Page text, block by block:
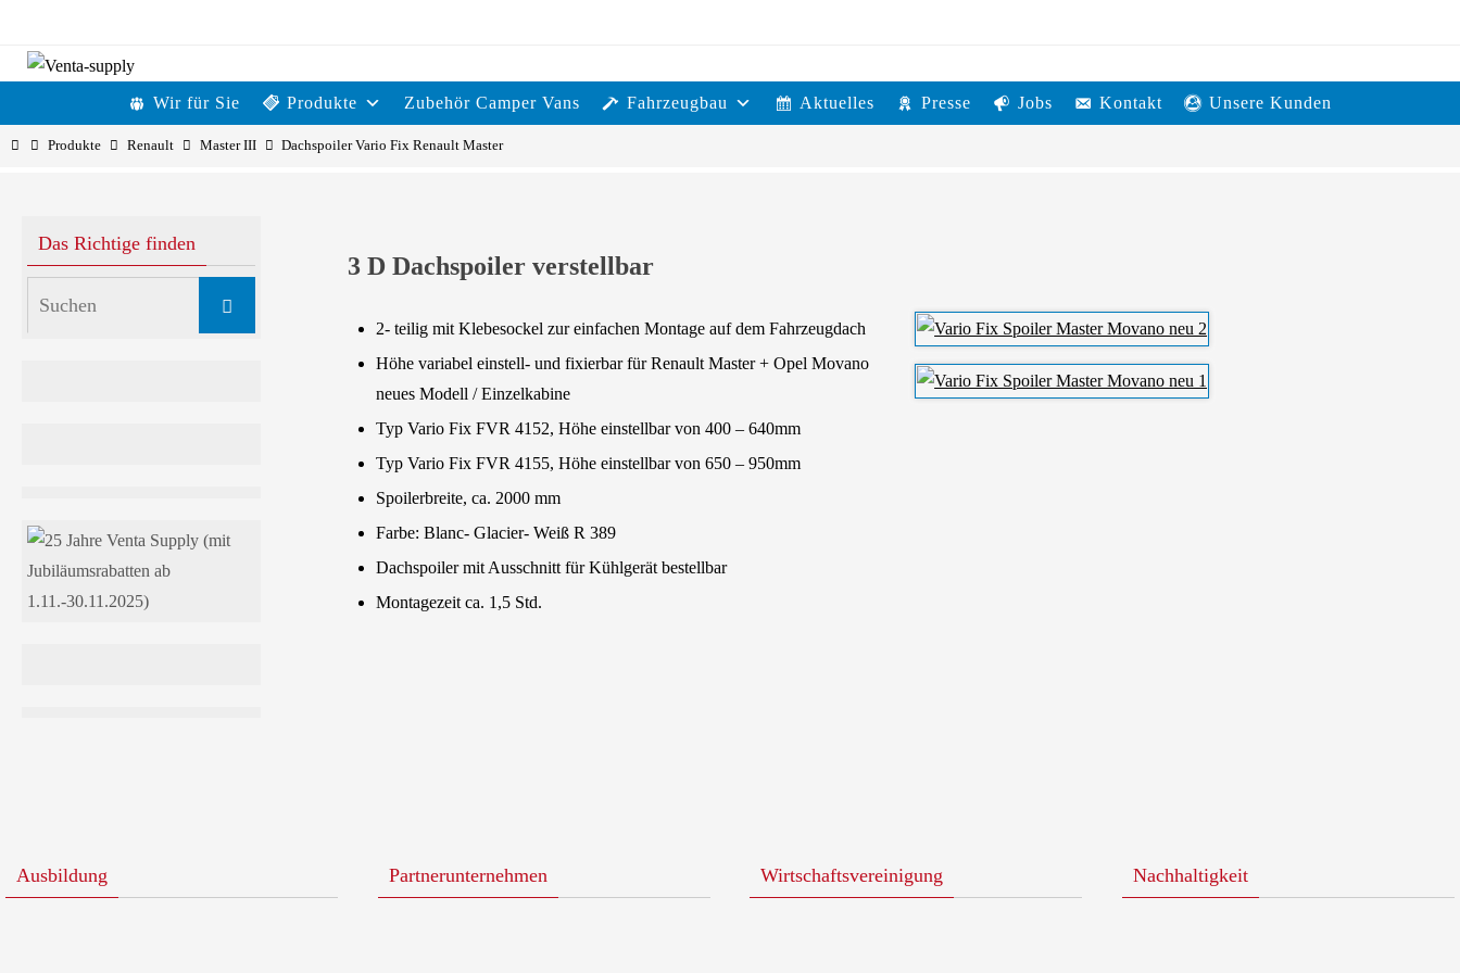
Zum
Inhalt
springen
Wir für Sie Produkte Zubehör Camper Vans Fahrzeugbau Aktuelles Presse Jobs Kontakt Unsere Kunden
StartProdukte Renault Master III Dachspoiler Vario Fix Renault Master
3 D Dachspoiler verstellbar
2- teilig mit Klebesockel zur einfachen Montage auf dem Fahrzeugdach
Höhe variabel einstell- und fixierbar für Renault Master + Opel Movano
neues Modell / Einzelkabine
Typ Vario Fix FVR 4152, Höhe einstellbar von 400 – 640mm
Typ Vario Fix FVR 4155, Höhe einstellbar von 650 – 950mm
Spoilerbreite, ca. 2000 mm
Farbe: Blanc- Glacier- Weiß R 389
Dachspoiler mit Ausschnitt für Kühlgerät bestellbar
Montagezeit ca. 1,5 Std.
Das Richtige finden
Suchen
Ausbildung Partnerunternehmen Wirtschaftsvereinigung Nachhaltigkeit